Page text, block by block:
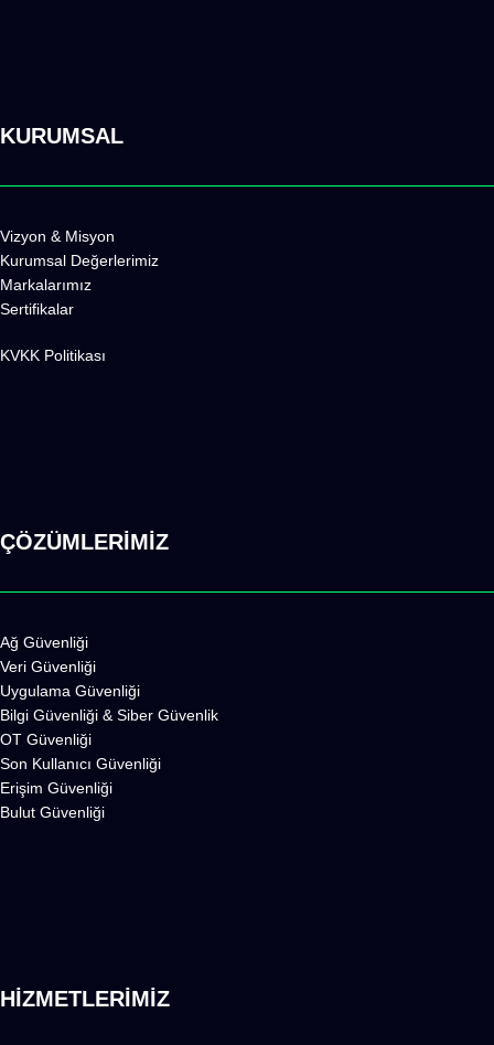
KURUMSAL
Vizyon & Misyon
Kurumsal Değerlerimiz
Markalarımız
Sertifikalar
KVKK Politikası
ÇÖZÜMLERİMİZ
Ağ Güvenliği
Veri Güvenliği
Uygulama Güvenliği
Bilgi Güvenliği & Siber Güvenlik
OT Güvenliği
Son Kullanıcı Güvenliği
Erişim Güvenliği
Bulut Güvenliği
HİZMETLERİMİZ